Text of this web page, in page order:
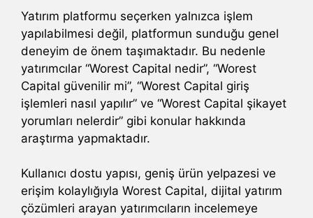
Yatırım platformu seçerken yalnızca işlem
yapılabilmesi değil, platformun sunduğu genel
deneyim de önem taşımaktadır. Bu nedenle
yatırımcılar “Worest Capital nedir”, “Worest
Capital güvenilir mi”, “Worest Capital giriş
işlemleri nasıl yapılır” ve “Worest Capital şikayet
yorumları nelerdir” gibi konular hakkında
araştırma yapmaktadır.
Kullanıcı dostu yapısı, geniş ürün yelpazesi ve
erişim kolaylığıyla Worest Capital, dijital yatırım
çözümleri arayan yatırımcıların incelemeye